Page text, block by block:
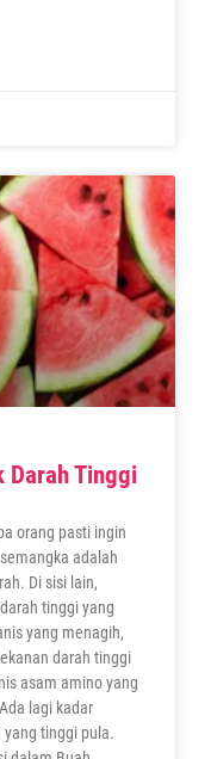
Darah Tinggi
orang pasti ingin
adalah
Di sisi lain,
tinggi yang
yang menagih,
darah tinggi
asam amino yang
lagi kadar
tinggi pula.